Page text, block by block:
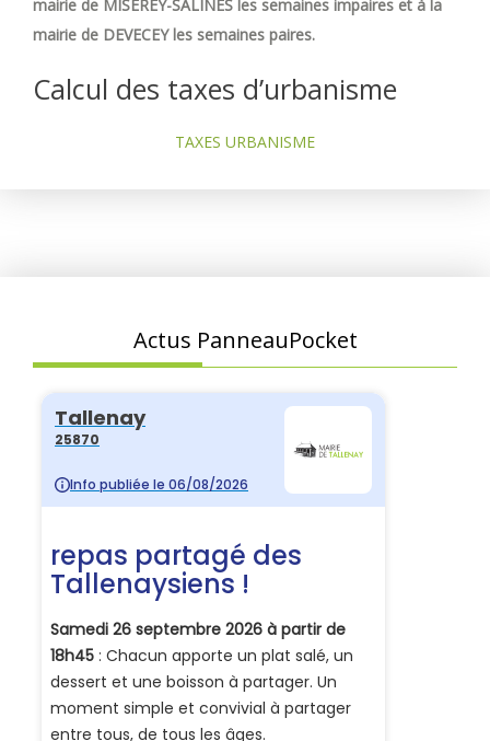
mairie de MISEREY-SALINES les semaines impaires et à la
mairie de DEVECEY les semaines paires.
Calcul des taxes d’urbanisme
TAXES URBANISME
Actus PanneauPocket